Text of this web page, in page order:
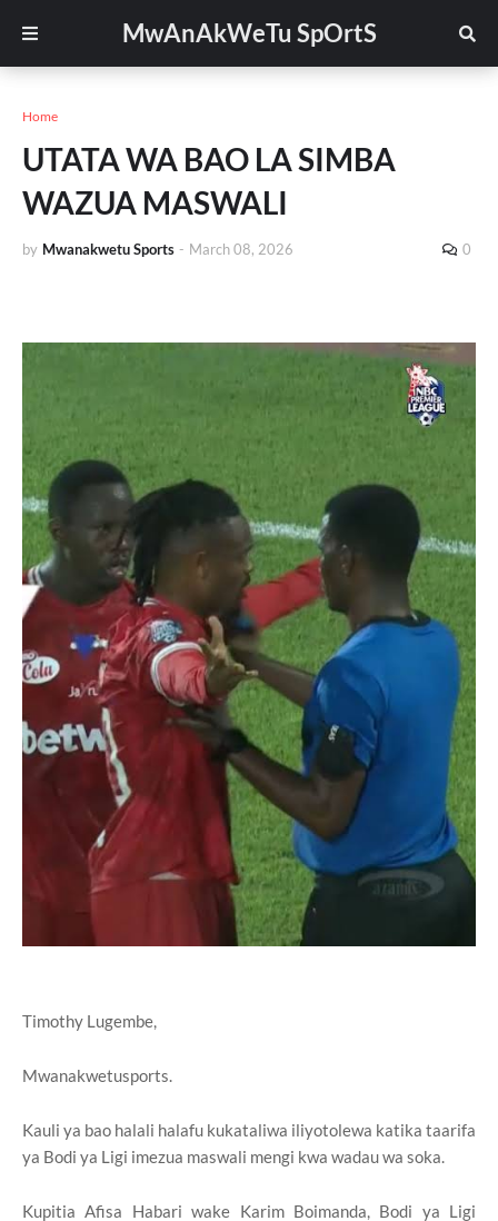
MwAnAkWeTu SpOrtS
Home
UTATA WA BAO LA SIMBA
WAZUA MASWALI
by Mwanakwetu Sports - March 08, 2026 0
Timothy Lugembe,
Mwanakwetusports.
Kauli ya bao halali halafu kukataliwa iliyotolewa katika taarifa
ya Bodi ya Ligi imezua maswali mengi kwa wadau wa soka.
Kupitia Afisa Habari wake Karim Boimanda, Bodi ya Ligi